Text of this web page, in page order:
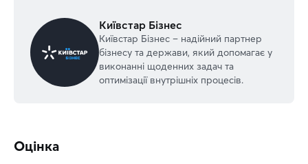
Київстар Бізнес
Київстар Бізнес – надійний партнер
бізнесу та держави, який допомагає у
виконанні щоденних задач та
оптимізації внутрішніх процесів.
Оцінка